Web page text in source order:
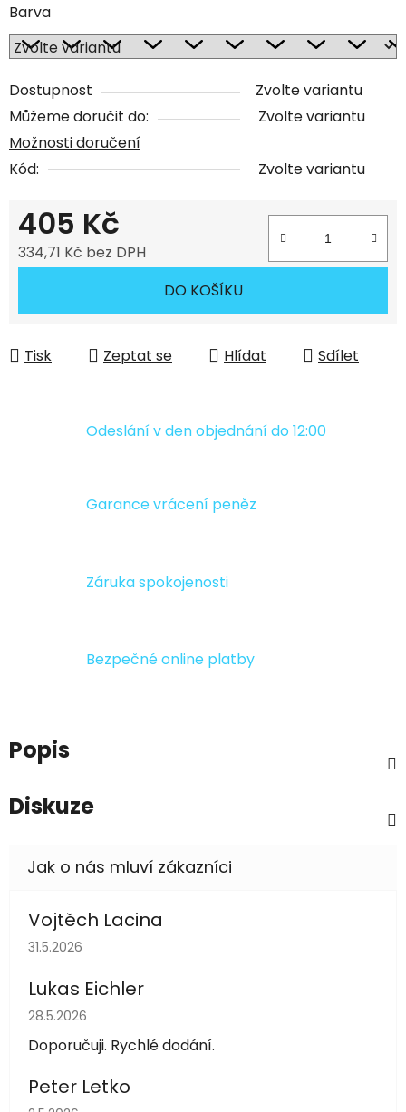
Barva
Dostupnost
Zvolte variantu
Můžeme doručit do:
Zvolte variantu
Možnosti doručení
Kód:
Zvolte variantu
405 Kč
334,71 Kč bez DPH
DO KOŠÍKU
Tisk Zeptat se Hlídat Sdílet
Odeslání v den objednání do 12:00
Garance vrácení peněz
Záruka spokojenosti
Bezpečné online platby
Popis
Diskuze
Vojtěch Lacina
Hodnocení obchodu je 5 z 5 hvězdiček.
31.5.2026
Lukas Eichler
Hodnocení obchodu je 5 z 5 hvězdiček.
28.5.2026
Doporučuji. Rychlé dodání.
Peter Letko